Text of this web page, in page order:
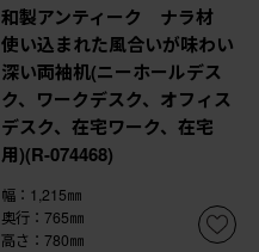
和製アンティーク ナラ材
使い込まれた風合いが味わい
深い両袖机(ニーホールデス
ク、ワークデスク、オフィス
デスク、在宅ワーク、在宅
用)(R-074468)
幅：1,215㎜
奥行：765㎜
高さ：780㎜